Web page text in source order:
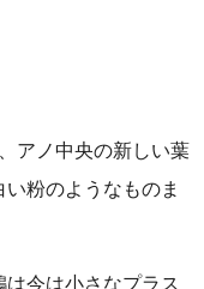
アノ中央の新しい葉
粉のようなものま
今は小さなプラス